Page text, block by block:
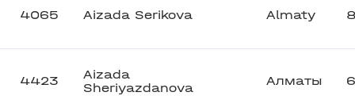
4065 Aizada Serikova Almaty
4423
Aizada
Sheriyazdanova
Алматы